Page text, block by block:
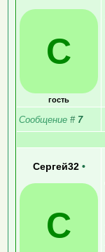
С
гость
Сообщение # 7
Сергей32 •
С